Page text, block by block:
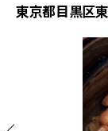
東京都目黒区